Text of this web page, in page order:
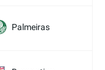
Palmeiras